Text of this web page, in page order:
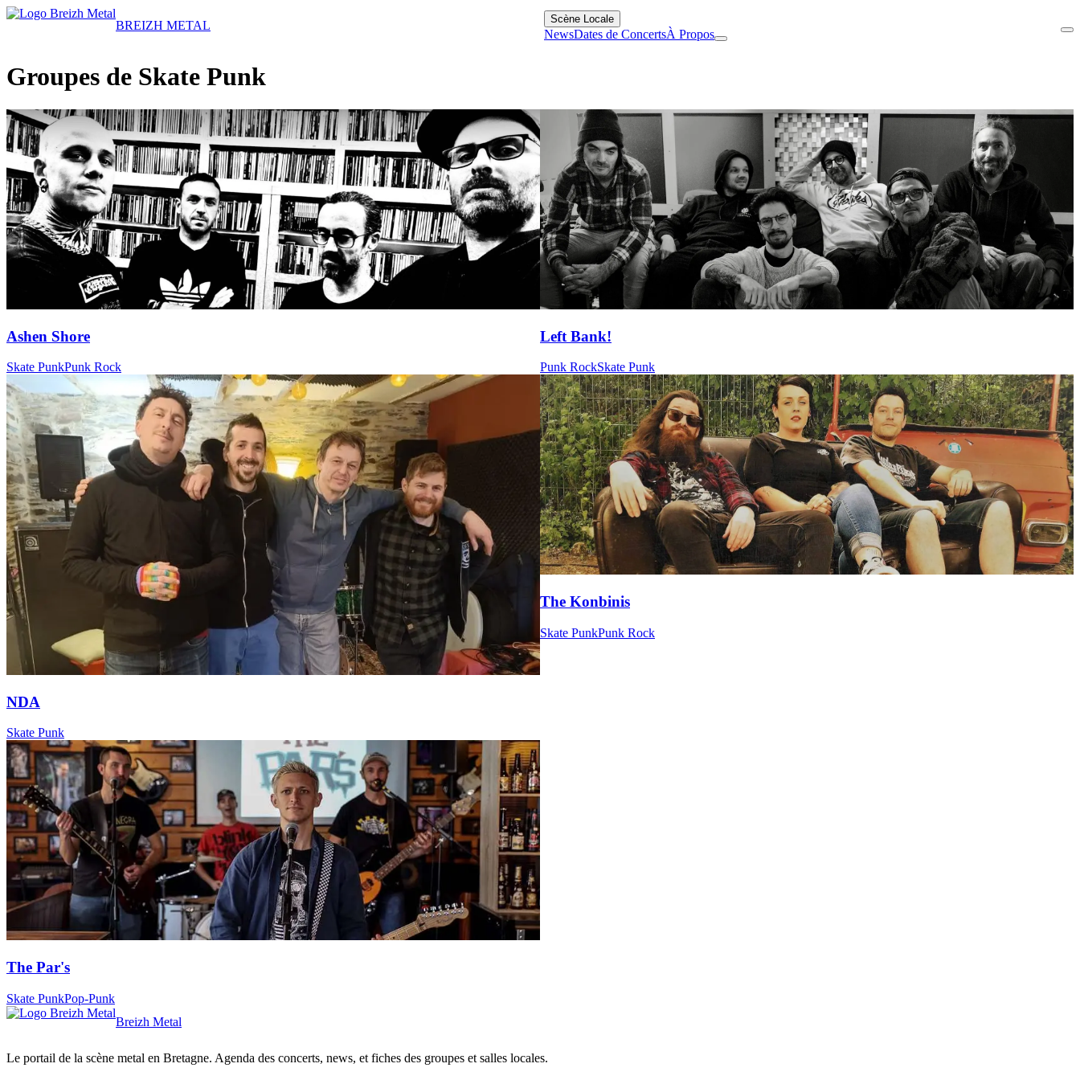
BREIZH METAL Scène Locale
NewsDates de ConcertsÀ Propos
Groupes de Skate Punk
Ashen Shore
Skate PunkPunk Rock
Left Bank!
Punk RockSkate Punk
NDA
Skate Punk
The Konbinis
Skate PunkPunk Rock
The Par's
Skate PunkPop-Punk
Breizh Metal
Le portail de la scène metal en Bretagne. Agenda des concerts, news, et fiches des groupes et salles locales.